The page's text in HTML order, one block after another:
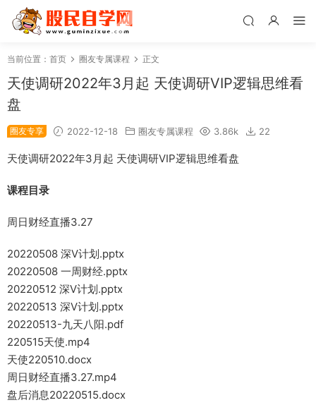
当前位置： 首页 圈友专属课程 正文
天使调研2022年3月起 天使调研VIP逻辑思维看
盘
圈友专享 2022-12-18 圈友专属课程 3.86k 22
天使调研2022年3月起 天使调研VIP逻辑思维看盘
课程目录
周日财经直播3.27
20220508 深V计划.pptx
20220508 一周财经.pptx
20220512 深V计划.pptx
20220513 深V计划.pptx
20220513-九天八阳.pdf
220515天使.mp4
天使220510.docx
周日财经直播3.27.mp4
盘后消息20220515.docx